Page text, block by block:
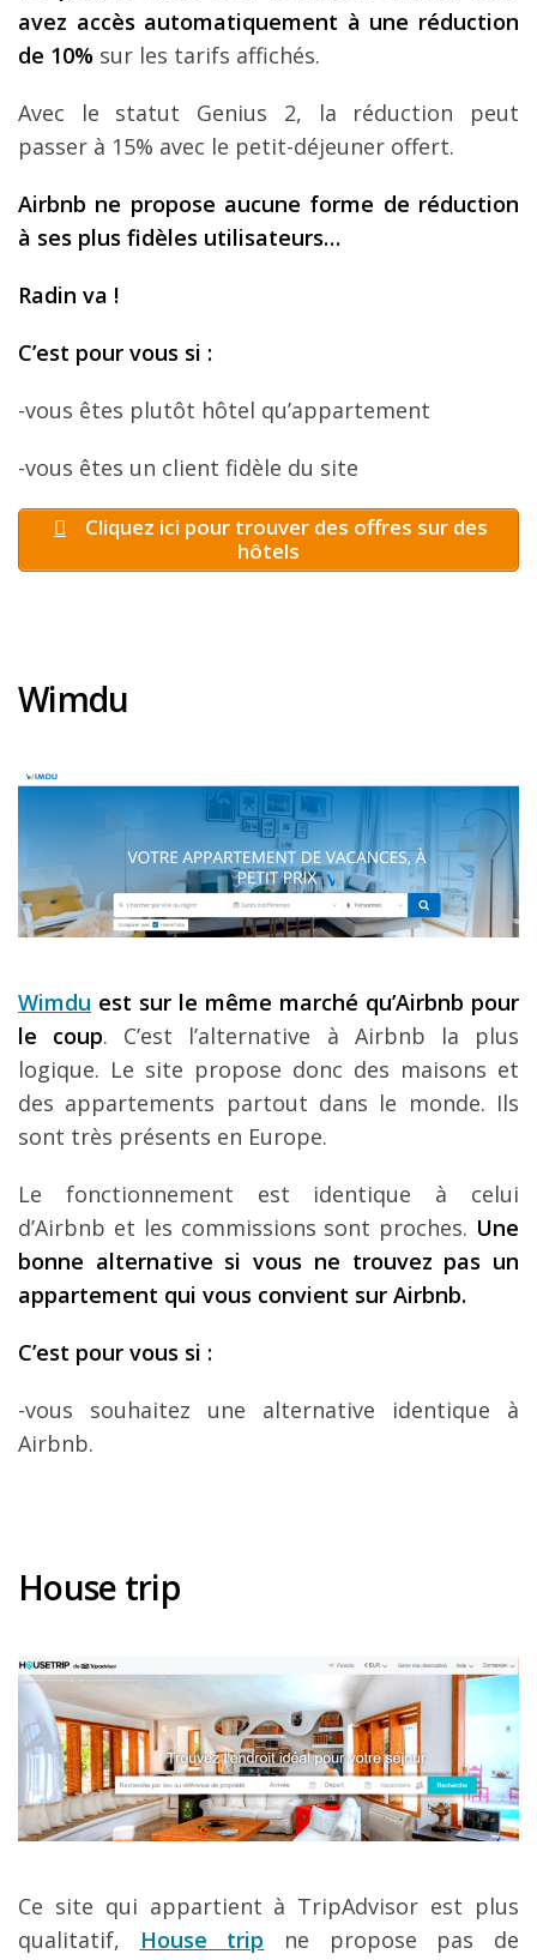
avez accès automatiquement à une réduction
de 10% sur les tarifs affichés.
Avec le statut Genius 2, la réduction peut
passer à 15% avec le petit-déjeuner offert.
Airbnb ne propose aucune forme de réduction
à ses plus fidèles utilisateurs…
Radin va !
C’est pour vous si :
-vous êtes plutôt hôtel qu’appartement
-vous êtes un client fidèle du site
Cliquez ici pour trouver des offres sur des
hôtels
Wimdu
Wimdu est sur le même marché qu’Airbnb pour
le coup. C’est l’alternative à Airbnb la plus
logique. Le site propose donc des maisons et
des appartements partout dans le monde. Ils
sont très présents en Europe.
Le fonctionnement est identique à celui
d’Airbnb et les commissions sont proches. Une
bonne alternative si vous ne trouvez pas un
appartement qui vous convient sur Airbnb.
C’est pour vous si :
-vous souhaitez une alternative identique à
Airbnb.
House trip
Ce site qui appartient à TripAdvisor est plus
qualitatif, House trip ne propose pas de